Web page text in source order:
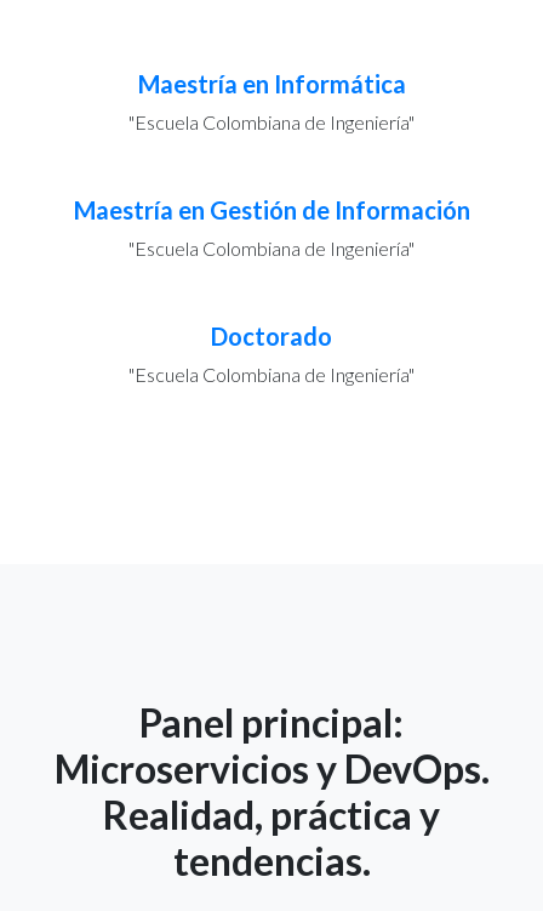
Maestría en Informática
"Escuela Colombiana de Ingeniería"
Maestría en Gestión de Información
"Escuela Colombiana de Ingeniería"
Doctorado
"Escuela Colombiana de Ingeniería"
Panel principal:
Microservicios y DevOps.
Realidad, práctica y
tendencias.